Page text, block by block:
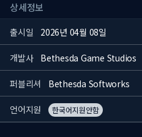
상세정보
출시일 2026년 04월 08일
개발사 Bethesda Game Studios
퍼블리셔 Bethesda Softworks
언어지원 한국어지원안함